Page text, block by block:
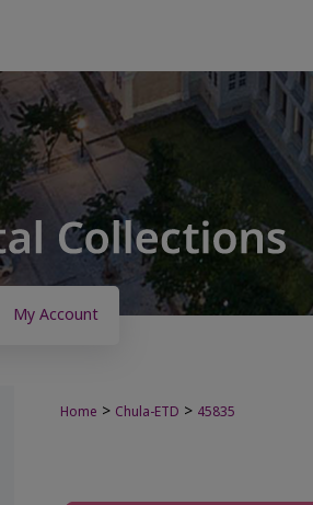
My Account
Home > Chula-ETD > 45835